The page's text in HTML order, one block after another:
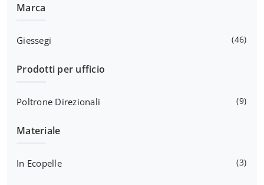
Marca
Giessegi 46
Prodotti per ufficio
Poltrone Direzionali 9
Materiale
In Ecopelle 3